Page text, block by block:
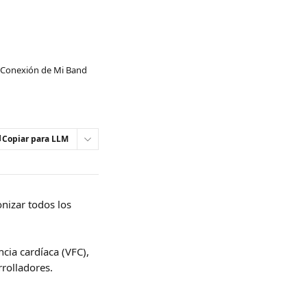
Conexión de Mi Band
Copiar para LLM
todos los
cardíaca (VFC),